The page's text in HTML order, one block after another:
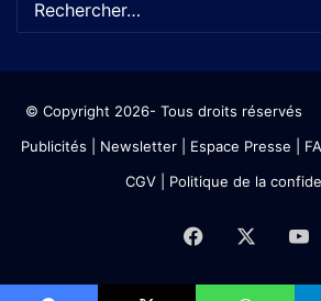
© Copyright 2026- Tous droits réservés
Publicités
Newsletter| Espace Presse |
CGV| Politique de la